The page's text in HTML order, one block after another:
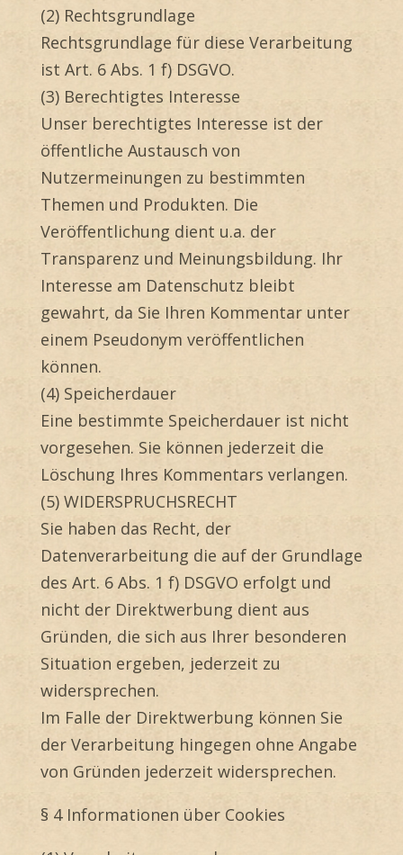
(2) Rechtsgrundlage
Rechtsgrundlage für diese Verarbeitung
ist Art. 6 Abs. 1 f) DSGVO.
(3) Berechtigtes Interesse
Unser berechtigtes Interesse ist der
öffentliche Austausch von
Nutzermeinungen zu bestimmten
Themen und Produkten. Die
Veröffentlichung dient u.a. der
Transparenz und Meinungsbildung. Ihr
Interesse am Datenschutz bleibt
gewahrt, da Sie Ihren Kommentar unter
einem Pseudonym veröffentlichen
können.
(4) Speicherdauer
Eine bestimmte Speicherdauer ist nicht
vorgesehen. Sie können jederzeit die
Löschung Ihres Kommentars verlangen.
(5) WIDERSPRUCHSRECHT
Sie haben das Recht, der
Datenverarbeitung die auf der Grundlage
des Art. 6 Abs. 1 f) DSGVO erfolgt und
nicht der Direktwerbung dient aus
Gründen, die sich aus Ihrer besonderen
Situation ergeben, jederzeit zu
widersprechen.
Im Falle der Direktwerbung können Sie
der Verarbeitung hingegen ohne Angabe
von Gründen jederzeit widersprechen.
§ 4 Informationen über Cookies